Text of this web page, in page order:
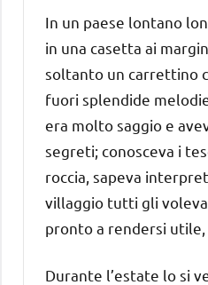
In un paese lontano
in una casetta ai
soltanto un carrettino
fuori splendide
era molto saggio e
segreti; conosceva i
roccia, sapeva
villaggio tutti gli
pronto a rendersi utile,
Durante l’estate lo si